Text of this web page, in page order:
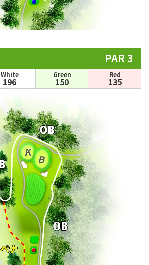
PAR 3
White
196
Green
150
Red
135